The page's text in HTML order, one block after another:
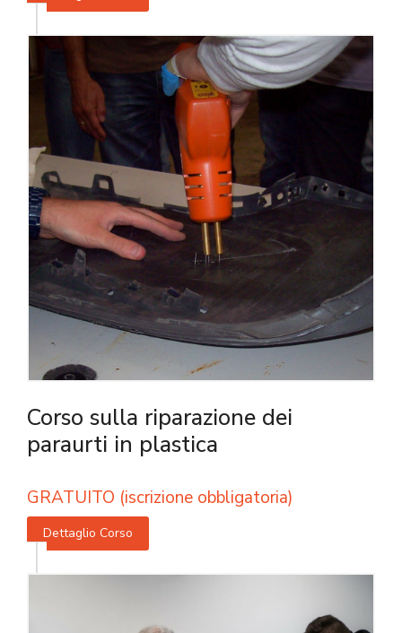
Corso sulla riparazione dei
paraurti in plastica
GRATUITO (iscrizione obbligatoria)
Dettaglio Corso